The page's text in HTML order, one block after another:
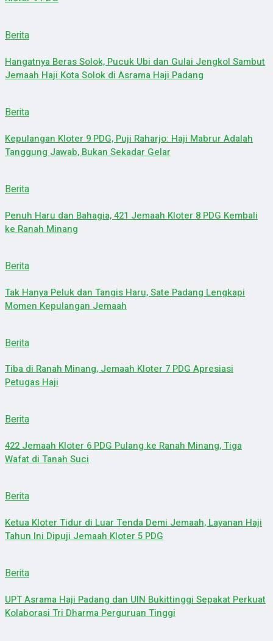
Berita
Hangatnya Beras Solok, Pucuk Ubi dan Gulai Jengkol Sambut
Jemaah Haji Kota Solok di Asrama Haji Padang
Berita
Kepulangan Kloter 9 PDG, Puji Raharjo: Haji Mabrur Adalah
Tanggung Jawab, Bukan Sekadar Gelar
Berita
Penuh Haru dan Bahagia, 421 Jemaah Kloter 8 PDG Kembali
ke Ranah Minang
Berita
Tak Hanya Peluk dan Tangis Haru, Sate Padang Lengkapi
Momen Kepulangan Jemaah
Berita
Tiba di Ranah Minang, Jemaah Kloter 7 PDG Apresiasi
Petugas Haji
Berita
422 Jemaah Kloter 6 PDG Pulang ke Ranah Minang, Tiga
Wafat di Tanah Suci
Berita
Ketua Kloter Tidur di Luar Tenda Demi Jemaah, Layanan Haji
Tahun Ini Dipuji Jemaah Kloter 5 PDG
Berita
UPT Asrama Haji Padang dan UIN Bukittinggi Sepakat Perkuat
Kolaborasi Tri Dharma Perguruan Tinggi